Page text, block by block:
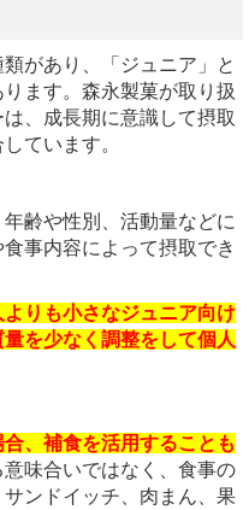
があり、「ジュニア」と
ます。森永製菓が取り扱
、成長期に意識して摂取
ています。
齢や性別、活動量などに
事内容によって摂取でき
りも小さなジュニア向け
を少なく調整をして個人
、補食を活用することも
味合いではなく、食事の
ンドイッチ、肉まん、果